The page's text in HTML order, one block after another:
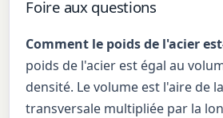
Foire aux questions
Comment le poids de l'acier
poids de l'acier est égal au
densité. Le volume est l'aire de
transversale multipliée par la